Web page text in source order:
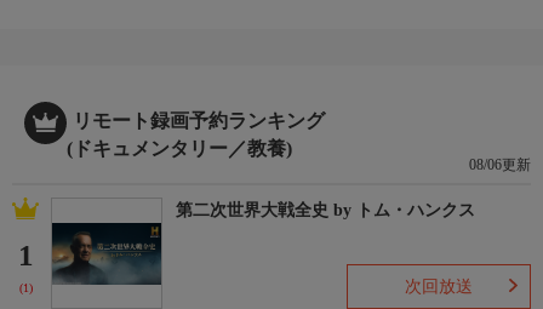
リモート録画予約ランキング
(ドキュメンタリー／教養)
08/06更新
1
(1)
第二次世界大戦全史 by トム・ハンクス
次回放送